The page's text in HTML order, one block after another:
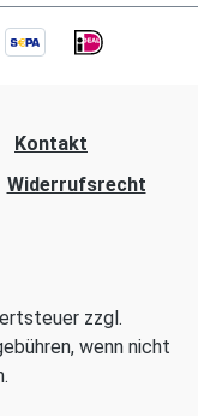
Kontakt
Widerrufsrecht
zzgl.
wenn nicht